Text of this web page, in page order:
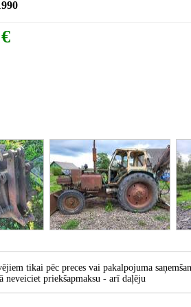
tikai pēc preces vai pakalpojuma
neveiciet priekšapmaksu - arī daļēju